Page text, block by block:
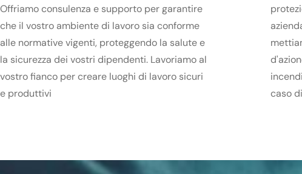
Offriamo consulenza e supporto per garantire
che il vostro ambiente di lavoro sia conforme
alle normative vigenti, proteggendo la salute e
la sicurezza dei vostri dipendenti. Lavoriamo al
vostro fianco per creare luoghi di lavoro sicuri
e produttivi
caso